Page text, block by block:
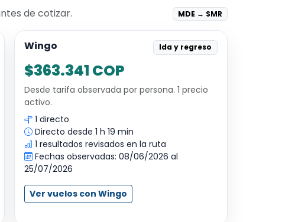
de cotizar. MDE → SMR
Wingo Ida y regreso
$363.341 COP
Desde tarifa observada por persona. 1 precio
activo.
1 directo
Directo desde 1 h 19 min
1 resultados revisados en la ruta
Fechas observadas: 08/06/2026 al
25/07/2026
Ver vuelos con Wingo